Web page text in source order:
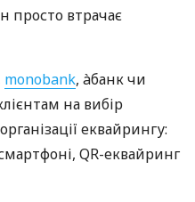
просто втрачає
monobank, àбанк чи
на вибір
еквайрингу:
QR-еквайринг